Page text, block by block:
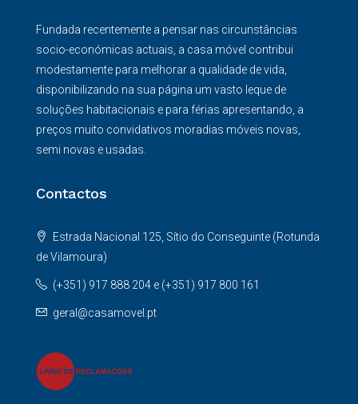
Fundada recentemente a pensar nas circunstâncias
socio-económicas actuais, a casa móvel contribui
modestamente para melhorar a qualidade de vida,
disponibilizando na sua página um vasto leque de
soluções habitacionais e para férias apresentando, a
preços muito convidativos moradias móveis novas,
semi novas e usadas.
Contactos
Estrada Nacional 125, Sítio do Conseguinte (Rotunda
de Vilamoura)
(+351) 917 888 204 e (+351) 917 800 161
geral@casamovel.pt